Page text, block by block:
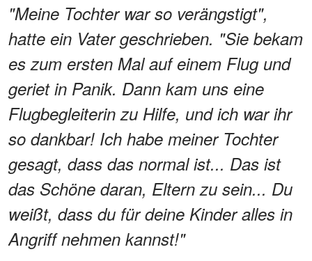
"Meine Tochter war so verängstigt",
hatte ein Vater geschrieben. "Sie bekam
es zum ersten Mal auf einem Flug und
geriet in Panik. Dann kam uns eine
Flugbegleiterin zu Hilfe, und ich war ihr
so dankbar! Ich habe meiner Tochter
gesagt, dass das normal ist... Das ist
das Schöne daran, Eltern zu sein... Du
weißt, dass du für deine Kinder alles in
Angriff nehmen kannst!"